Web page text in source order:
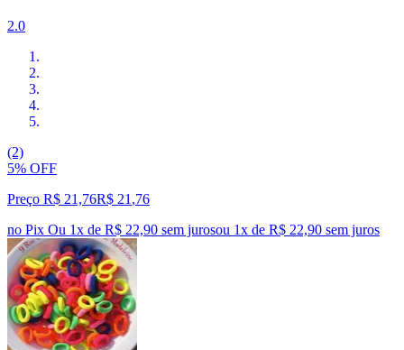
2.0
(2)
5% OFF
Preço R$ 21,76R$ 21 ,76
no Pix Ou 1x de R$ 22,90 sem jurosou 1x de R$ 22,90 sem juros